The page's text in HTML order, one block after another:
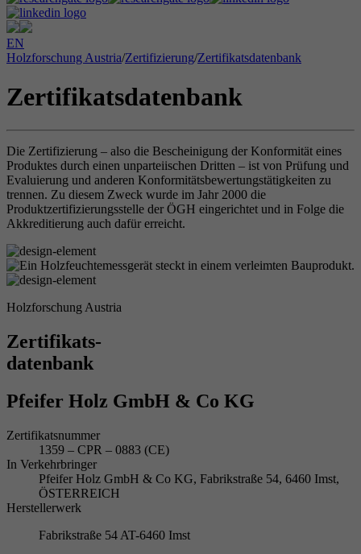
EN
Holzforschung Austria/Zertifizierung/Zertifikatsdatenbank
Zertifikatsdatenbank
Die Zertifizierung – also die Bescheinigung der Konformität eines
Produktes durch einen unparteiischen Dritten – ist von Prüfung und
Evaluierung und anderen Konformitätsbewertungstätigkeiten zu
trennen. Zu diesem Zweck wurde im Jahr 2000 die
Produktzertifizierungsstelle der ÖGH eingerichtet und in Folge die
Akkreditierung auch dafür erreicht.
Holzforschung Austria
Zertifikats-
datenbank
Pfeifer Holz GmbH & Co KG
Zertifikatsnummer
1359 – CPR – 0883 (CE)
In Verkehrbringer
Pfeifer Holz GmbH & Co KG, Fabrikstraße 54, 6460 Imst,
ÖSTERREICH
Herstellerwerk
Fabrikstraße 54 AT-6460 Imst